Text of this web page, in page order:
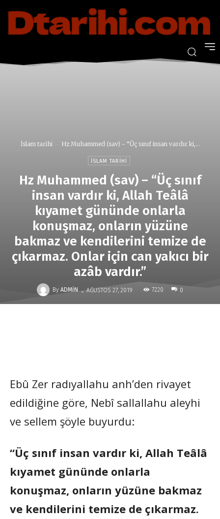
İslam tarihi Hz Muhammed (sav) - “Üç sınıf insan vardır ki,...
İSLAM TARIHI
Hz Muhammed (sav) – “Üç sınıf
insan vardır ki, Allah Teâlâ
kıyamet gününde onlarla
konuşmaz, onların yüzüne
bakmaz ve kendilerini temize de
çıkarmaz. Onlar için can yakıcı bir
azâb vardır.”
By ADMIN - AĞUSTOS 27, 2019 7220 0
Ebû Zer radıyallahu anh’den rivayet
edildiğine göre, Nebî sallallahu aleyhi
ve sellem şöyle buyurdu:
“Üç sınıf insan vardır ki, Allah Teâlâ
kıyamet gününde onlarla
konuşmaz, onların yüzüne bakmaz
ve kendilerini temize de çıkarmaz.